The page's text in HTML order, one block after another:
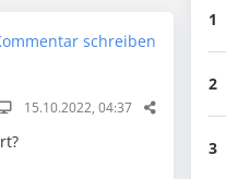
schreiben
15.10.2022, 04:37
1
2
3